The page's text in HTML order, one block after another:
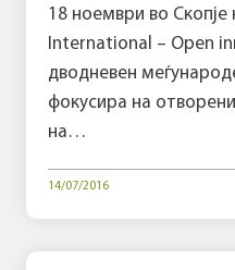
18 ноември во Скопје
International – Open
дводневен
фокусира на
на…
14/07/2016